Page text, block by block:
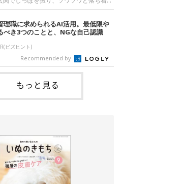
、飼い主さんの妹さんと一緒に散歩をし
、飼い主さんは実家から自宅へ帰る途
、妹さんと公園で待ち合わせ
ちゃん。@nemonemotos今回紹介する
のは、X（旧Twitter）ユーザー
さんの愛犬・シルビアち
ん（撮影当時、生後推定2カ月）。飼い
さんが「#最初に撮った一枚」として投
稿した写真には、ケージの隅で不安そうな
表情を浮かべるシルビアちゃんの姿が写っ
いました。こちらは、保護犬だったシル
い様子の柴犬。その先には、大好きな人
の再会が待っていました。玄関でソワソ
する福丸くんソワソワした様子を見せる
丸くん。@totomo_fukumaru紹介する
は、X（旧Twitter）ユーザー
@totomo_fukumaruさんが投稿していた
画。玄関でしっぽを振っているのは、愛
・福丸くん（撮影時11才／柴犬）です。
何やらソワソワしている様子が印象的です
が、それにはほっこりする理由がありまし
。 玄関で聞こえた、うれしい声ばぁば
理職に求められるAI活用。最低限や
べき3つのことと、NGな自己認識
ビズヒント)
Recommended by
もっと見る